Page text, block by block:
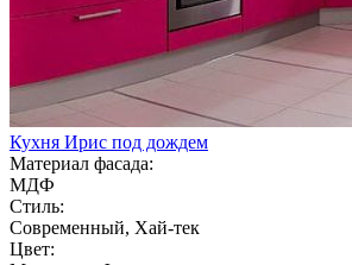
Кухня Ирис под дождем
Материал фасада:
МДФ
Стиль:
Современный, Хай-тек
Цвет: